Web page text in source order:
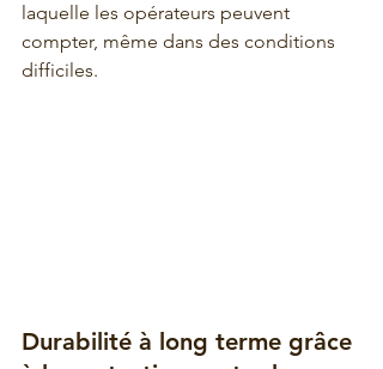
laquelle les opérateurs peuvent
compter, même dans des conditions
difficiles.
Durabilité à long terme grâce